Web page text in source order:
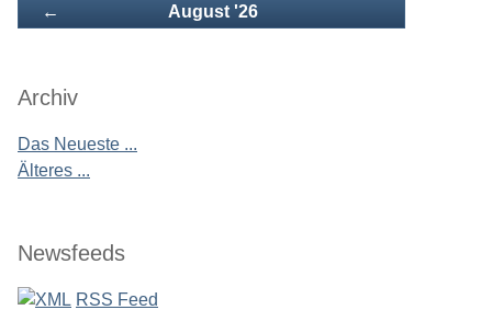
← August '26
Archiv
Das Neueste ...
Älteres ...
Newsfeeds
RSS Feed